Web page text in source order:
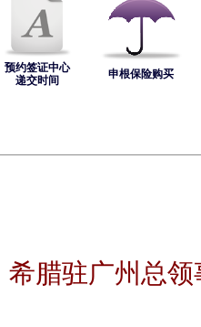
预约签证中心
递交时间
申根保险购买
希腊驻广州总